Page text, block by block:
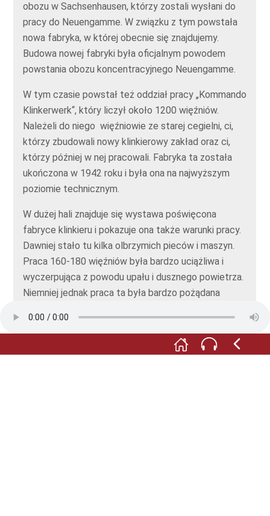
obozu w Sachsenhausen, którzy zostali wysłani do
pracy do Neuengamme. W związku z tym powstała
nowa fabryka, w której obecnie się znajdujemy.
Budowa nowej fabryki była oficjalnym powodem
powstania obozu koncentracyjnego Neuengamme.
W tym czasie powstał też oddział pracy „Kommando
Klinkerwerk“, który liczył około 1200 więźniów.
Należeli do niego więźniowie ze starej cegielni, ci,
którzy zbudowali nowy klinkierowy zakład oraz ci,
którzy później w nej pracowali. Fabryka ta została
ukończona w 1942 roku i była ona na najwyższym
poziomie technicznym.
W dużej hali znajduje się wystawa poświęcona
fabryce klinkieru i pokazuje ona także warunki pracy.
Dawniej stało tu kilka olbrzymich pieców i maszyn.
Praca 160-180 więźniów była bardzo uciążliwa i
wyczerpująca z powodu upału i dusznego powietrza.
Niemniej jednak praca ta była bardzo pożądana
w zamkniętym pomieszczeniu, a także nie musieli się
obawiać maltretowania ze strony SS.